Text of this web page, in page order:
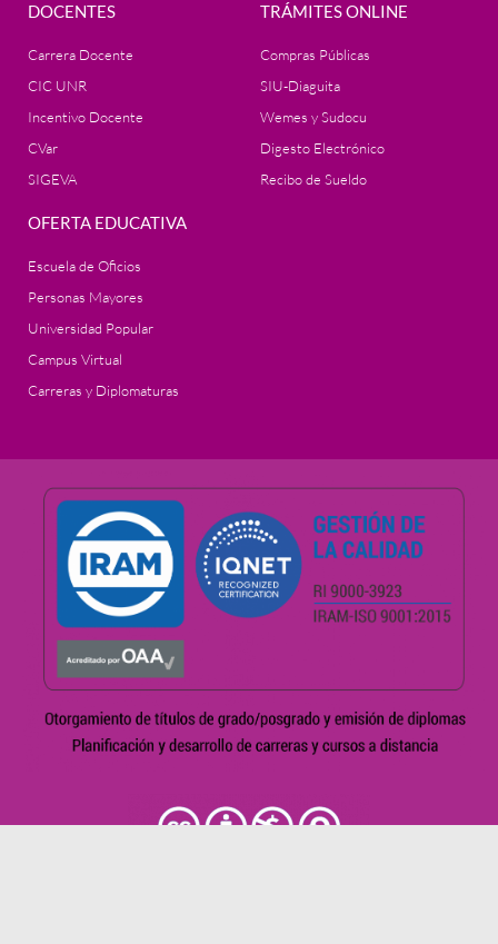
DOCENTES
Carrera Docente
CIC UNR
Incentivo Docente
CVar
SIGEVA
TRÁMITES ONLINE
Compras Públicas
SIU-Diaguita
Wemes y Sudocu
Digesto Electrónico
Recibo de Sueldo
OFERTA EDUCATIVA
Escuela de Oficios
Personas Mayores
Universidad Popular
Campus Virtual
Carreras y Diplomaturas